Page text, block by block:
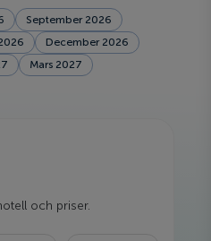
September 2026
December 2026
Mars 2027
och priser.